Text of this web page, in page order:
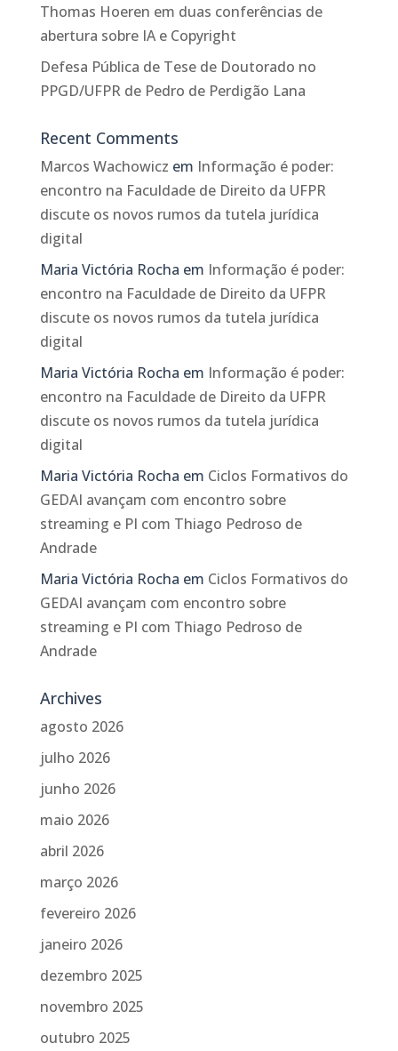
Thomas Hoeren em duas conferências de
abertura sobre IA e Copyright
Defesa Pública de Tese de Doutorado no
PPGD/UFPR de Pedro de Perdigão Lana
Recent Comments
Marcos Wachowicz em Informação é poder:
encontro na Faculdade de Direito da UFPR
discute os novos rumos da tutela jurídica
digital
Maria Victória Rocha em Informação é poder:
encontro na Faculdade de Direito da UFPR
discute os novos rumos da tutela jurídica
digital
Maria Victória Rocha em Informação é poder:
encontro na Faculdade de Direito da UFPR
discute os novos rumos da tutela jurídica
digital
Maria Victória Rocha em Ciclos Formativos do
GEDAI avançam com encontro sobre
streaming e PI com Thiago Pedroso de
Andrade
Maria Victória Rocha em Ciclos Formativos do
GEDAI avançam com encontro sobre
streaming e PI com Thiago Pedroso de
Andrade
Archives
agosto 2026
julho 2026
junho 2026
maio 2026
abril 2026
março 2026
fevereiro 2026
janeiro 2026
dezembro 2025
novembro 2025
outubro 2025